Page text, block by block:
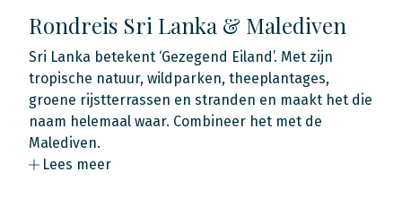
Rondreis Sri Lanka & Malediven
Sri Lanka betekent ‘Gezegend Eiland’. Met zijn
tropische natuur, wildparken, theeplantages,
groene rijstterrassen en stranden en maakt het die
naam helemaal waar. Combineer het met de
Malediven.
Lees meer